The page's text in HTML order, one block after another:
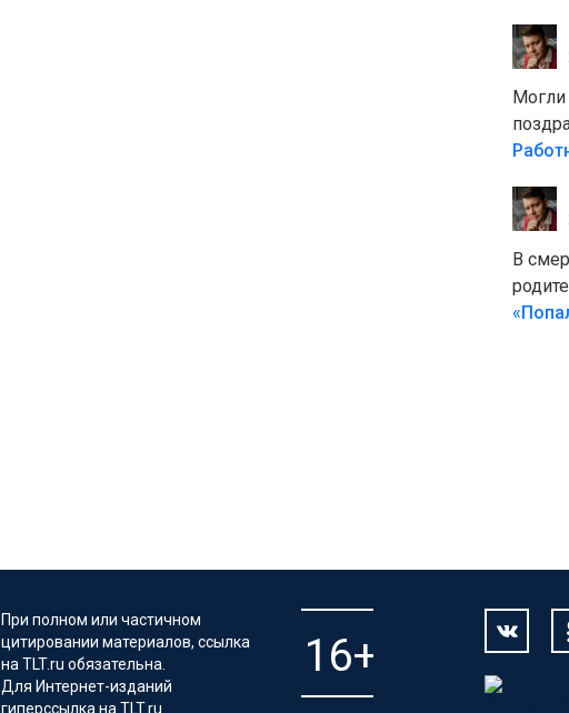
полно
равно
Могли
В
что
При полном или частичном
цитировании материалов, ссылка
на TLT.ru обязательна.
Для Интернет-изданий
гиперссылка на TLT.ru